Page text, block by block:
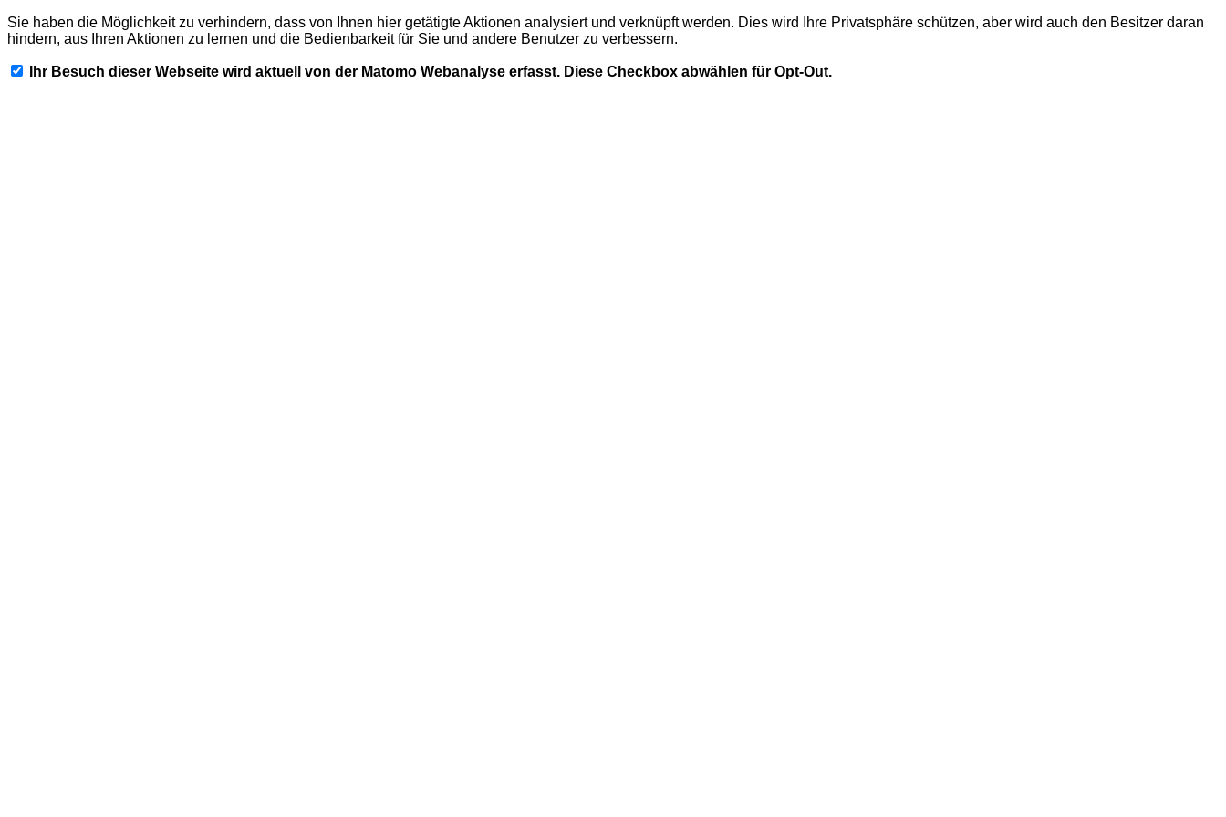
Sie haben die Möglichkeit zu verhindern, dass von Ihnen hier getätigte Aktionen analysiert und verknüpft werden. Dies wird Ihre Privatsphäre schützen, aber wird auch den Besitzer daran
hindern, aus Ihren Aktionen zu lernen und die Bedienbarkeit für Sie und andere Benutzer zu verbessern.
Ihr Besuch dieser Webseite wird aktuell von der Matomo Webanalyse erfasst. Diese Checkbox abwählen für Opt-Out.